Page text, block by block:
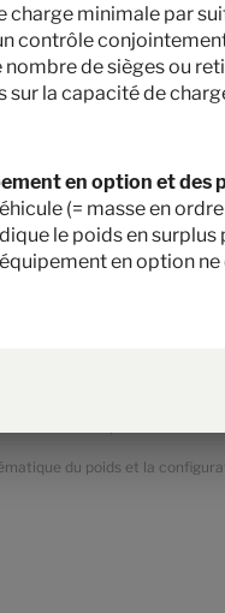
pour la France
agréé pour connaître les
valeur standard
atteindre jusqu’à ± 5 %
défini par le constructeur
en option installé en usine.
sur les véhicules
la pesée devait
admissible vers le haut,
sièges ou retirer
du véhicule et réduit la
Le poids total de
et chaque implantation,
optionnel augmente.
plus lourdes
du poids et la
charge minimale par
contrôle
de sièges ou
la capacité de
en option et des
(= masse en
le poids en
en option